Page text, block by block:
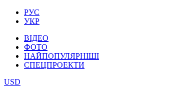
РУС
УКР
ВІДЕО
ФОТО
НАЙПОПУЛЯРНІШІ
СПЕЦПРОЕКТИ
USD